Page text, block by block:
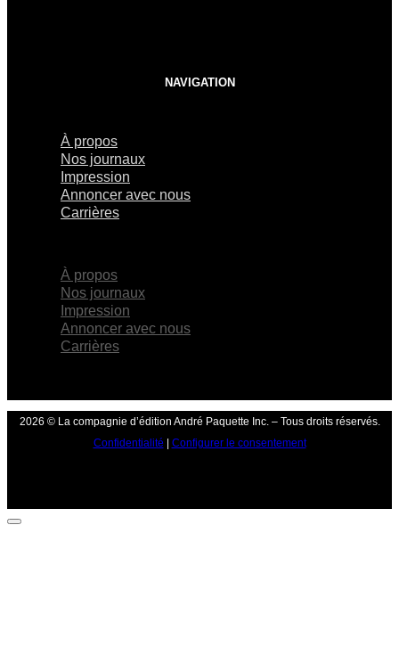
NAVIGATION
À propos
Nos journaux
Impression
Annoncer avec nous
Carrières
À propos
Nos journaux
Impression
Annoncer avec nous
Carrières
2026 © La compagnie d’édition André Paquette Inc. – Tous droits réservés.
Confidentialité
Configurer le consentement